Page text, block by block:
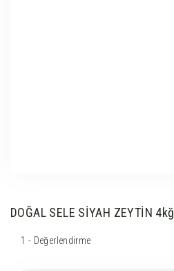
DOĞAL SELE SİYAH ZEYTİN 4kğ
1 - Değerlendirme